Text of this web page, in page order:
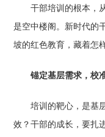
干部培训的根本，
是空中楼阁。新时代的
坡的红色教育，藏着怎
锚定基层需求，校
培训的靶心，是基
效？干部的成长，要扎